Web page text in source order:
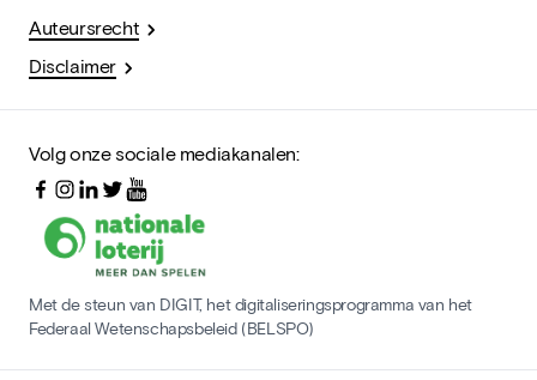
Auteursrecht
Disclaimer
Volg onze sociale mediakanalen:
Met de steun van DIGIT, het digitaliseringsprogramma van het
Federaal Wetenschapsbeleid (BELSPO)